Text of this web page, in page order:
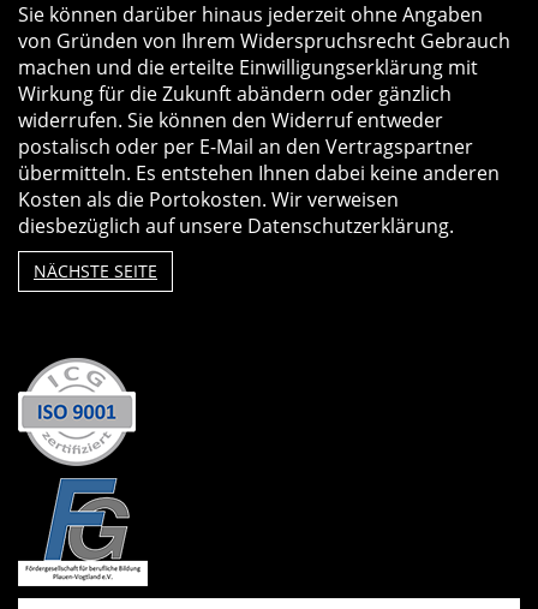
Sie können darüber hinaus jederzeit ohne Angaben
von Gründen von Ihrem Widerspruchsrecht Gebrauch
machen und die erteilte Einwilligungserklärung mit
Wirkung für die Zukunft abändern oder gänzlich
widerrufen. Sie können den Widerruf entweder
postalisch oder per E-Mail an den Vertragspartner
übermitteln. Es entstehen Ihnen dabei keine anderen
Kosten als die Portokosten. Wir verweisen
diesbezüglich auf unsere Datenschutzerklärung.
NÄCHSTE SEITE